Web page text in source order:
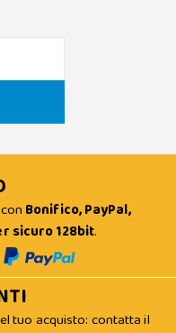
Bonifico, PayPal,
sicuro 128bit.
tuo acquisto: contatta il